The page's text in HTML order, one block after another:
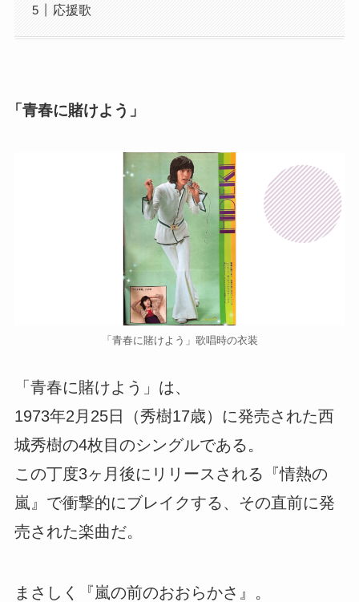
応援歌
「青春に賭けよう」
「青春に賭けよう」歌唱時の衣装
「青春に賭けよう」は、
1973年2月25日（秀樹17歳）に発売された西
城秀樹の4枚目のシングルである。
この丁度3ヶ月後にリリースされる『情熱の
嵐』で衝撃的にブレイクする、その直前に発
売された楽曲だ。
まさしく『嵐の前のおおらかさ』。